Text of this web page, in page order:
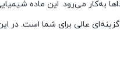
به‌کار می‌رود. این ماده
گزینه‌ای عالی برای شما است. در